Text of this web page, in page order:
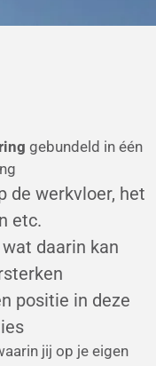
gebundeld in één
de werkvloer, het
etc.
daarin kan
positie in deze
jij op je eigen